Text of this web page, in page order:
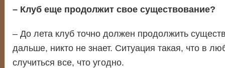
– Клуб еще продолжит свое существование?
– До лета клуб точно должен продолжить
дальше, никто не знает. Ситуация такая, что в
случиться все, что угодно.